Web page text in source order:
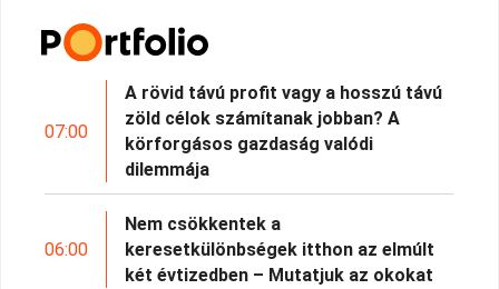
07:00
A rövid távú profit vagy a hosszú távú
zöld célok számítanak jobban? A
körforgásos gazdaság valódi
dilemmája
06:00
Nem csökkentek a
keresetkülönbségek itthon az elmúlt
két évtizedben – Mutatjuk az okokat